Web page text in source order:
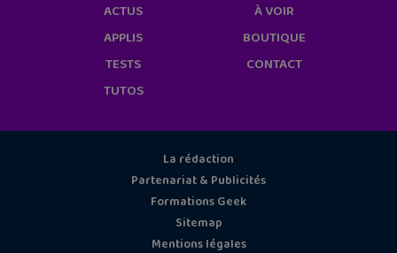
ACTUS
APPLIS
TESTS
TUTOS
À VOIR
BOUTIQUE
CONTACT
La rédaction
Partenariat & Publicités
Formations Geek
Sitemap
Mentions légales